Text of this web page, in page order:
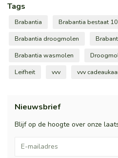
Tags
Brabantia Brabantia bestaat
Brabantia droogmolen
Brabantia wasmolen
Leifheit
vvv vvv
Nieuwsbrief
Blijf op de hoogte over onze